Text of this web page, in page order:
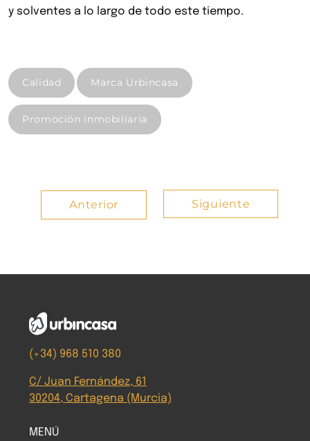
y solventes a lo largo de todo este tiempo.
Calidad Marca Urbincasa
Promoción inmobiliaria
Anterior Siguiente
(+34) 968 510 380
C/ Juan Fernández, 61
30204, Cartagena (Murcia)
MENÚ